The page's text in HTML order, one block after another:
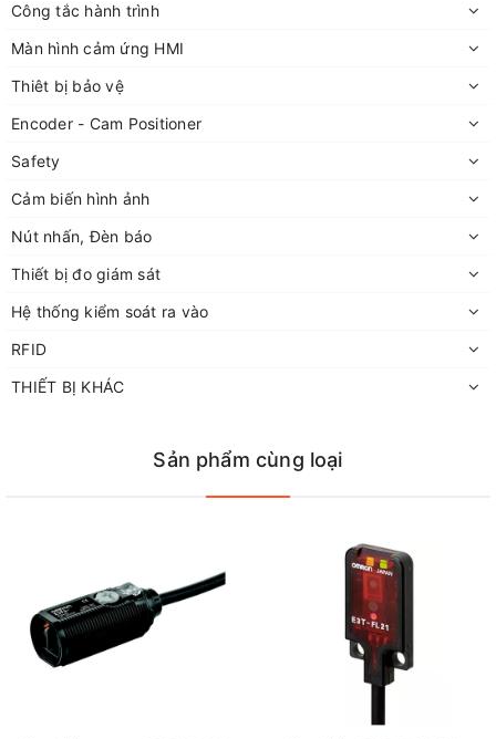
Công tắc hành trình
Màn hình cảm ứng HMI
Thiêt bị bảo vệ
Encoder - Cam Positioner
Safety
Cảm biến hình ảnh
Nút nhấn, Đèn báo
Thiết bị đo giám sát
Hệ thống kiểm soát ra vào
RFID
THIẾT BỊ KHÁC
Sản phẩm cùng loại